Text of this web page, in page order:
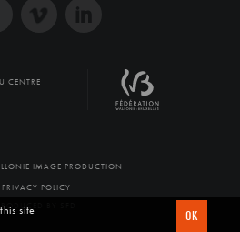
CENTRE
IMAGE PRODUCTION
PRIVACY POLICY
PRODUCED BY SFD
site
OK